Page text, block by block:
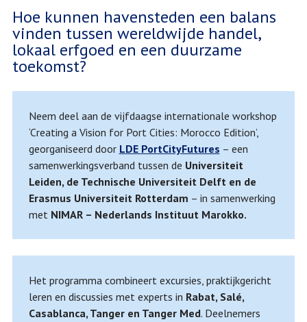
Hoe kunnen havensteden een balans
vinden tussen wereldwijde handel,
lokaal erfgoed en een duurzame
toekomst?
Neem deel aan de vijfdaagse internationale workshop
‘Creating a Vision for Port Cities: Morocco Edition’,
georganiseerd door LDE PortCityFutures – een
samenwerkingsverband tussen de Universiteit
Leiden, de Technische Universiteit Delft en de
Erasmus Universiteit Rotterdam – in samenwerking
met NIMAR – Nederlands Instituut Marokko.
Het programma combineert excursies, praktijkgericht
leren en discussies met experts in Rabat, Salé,
Casablanca, Tanger en Tanger Med. Deelnemers